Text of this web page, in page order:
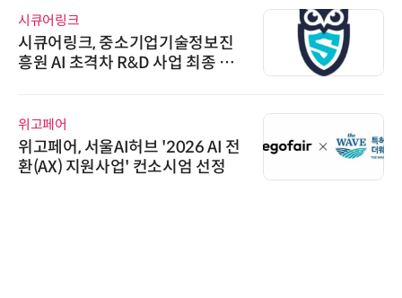
시큐어링크
시큐어링크, 중소기업기술정보진
흥원 AI 초격차 R&D 사업 최종 선
위고페어
위고페어, 서울AI허브 '2026 AI 전
환(AX) 지원사업' 컨소시엄 선정